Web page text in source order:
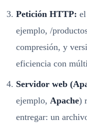
Petición HTTP:
ejemplo, /
compresión, y
eficiencia con
Servidor web
ejemplo, Apache)
entregar: un